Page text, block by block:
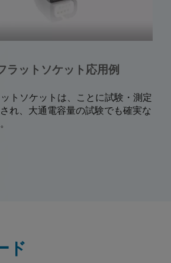
フラットソケット応用例
ラットソケットは、ことに試験・測定
れ、大通電容量の試験でも確実な
ド